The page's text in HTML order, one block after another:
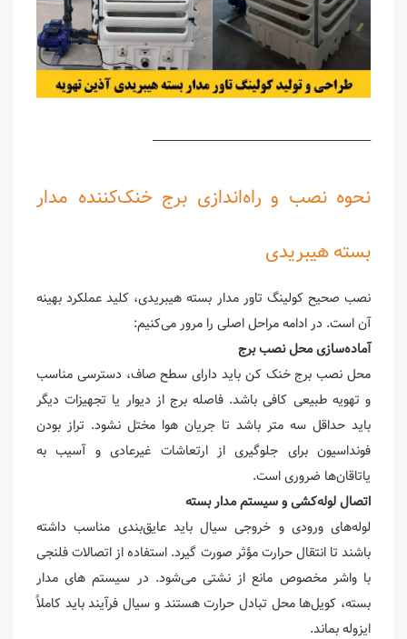
________________________________________
نحوه نصب و راه‌اندازی برج خنک‌کننده مدار
بسته هیبریدی
نصب صحیح کولینگ تاور مدار بسته هیبریدی، کلید عملکرد بهینه
آن است. در ادامه مراحل اصلی را مرور می‌کنیم:
آماده‌سازی محل نصب برج
محل نصب برج خنک کن باید دارای سطح صاف، دسترسی مناسب
و تهویه طبیعی کافی باشد. فاصله برج از دیوار یا تجهیزات دیگر
باید حداقل سه متر باشد تا جریان هوا مختل نشود. تراز بودن
فونداسیون برای جلوگیری از ارتعاشات غیرعادی و آسیب به
یاتاقان‌ها ضروری است.
اتصال لوله‌کشی و سیستم مدار بسته
لوله‌های ورودی و خروجی سیال باید عایق‌بندی مناسب داشته
باشند تا انتقال حرارت مؤثر صورت گیرد. استفاده از اتصالات فلنجی
با واشر مخصوص مانع از نشتی می‌شود. در سیستم های مدار
بسته، کویل‌ها محل تبادل حرارت هستند و سیال فرآیند باید کاملاً
ایزوله بماند.